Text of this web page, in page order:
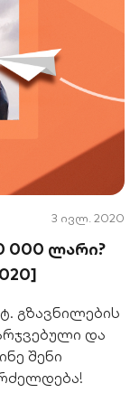
3 ივლ. 2020
000 ლარი?
გზავნილების
და
შენი